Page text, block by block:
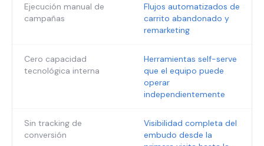
Ejecución manual de
campañas
Flujos automatizados de
carrito abandonado y
remarketing
Cero capacidad
tecnológica interna
Herramientas self-serve
que el equipo puede
operar
independientemente
Sin tracking de
conversión
Visibilidad completa del
embudo desde la